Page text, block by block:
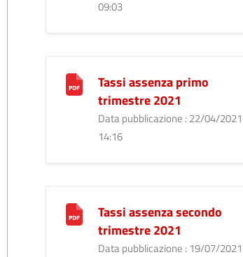
09:03
Tassi assenza primo
trimestre 2021
Data pubblicazione : 22/04/2021
14:16
Tassi assenza secondo
trimestre 2021
Data pubblicazione : 19/07/2021